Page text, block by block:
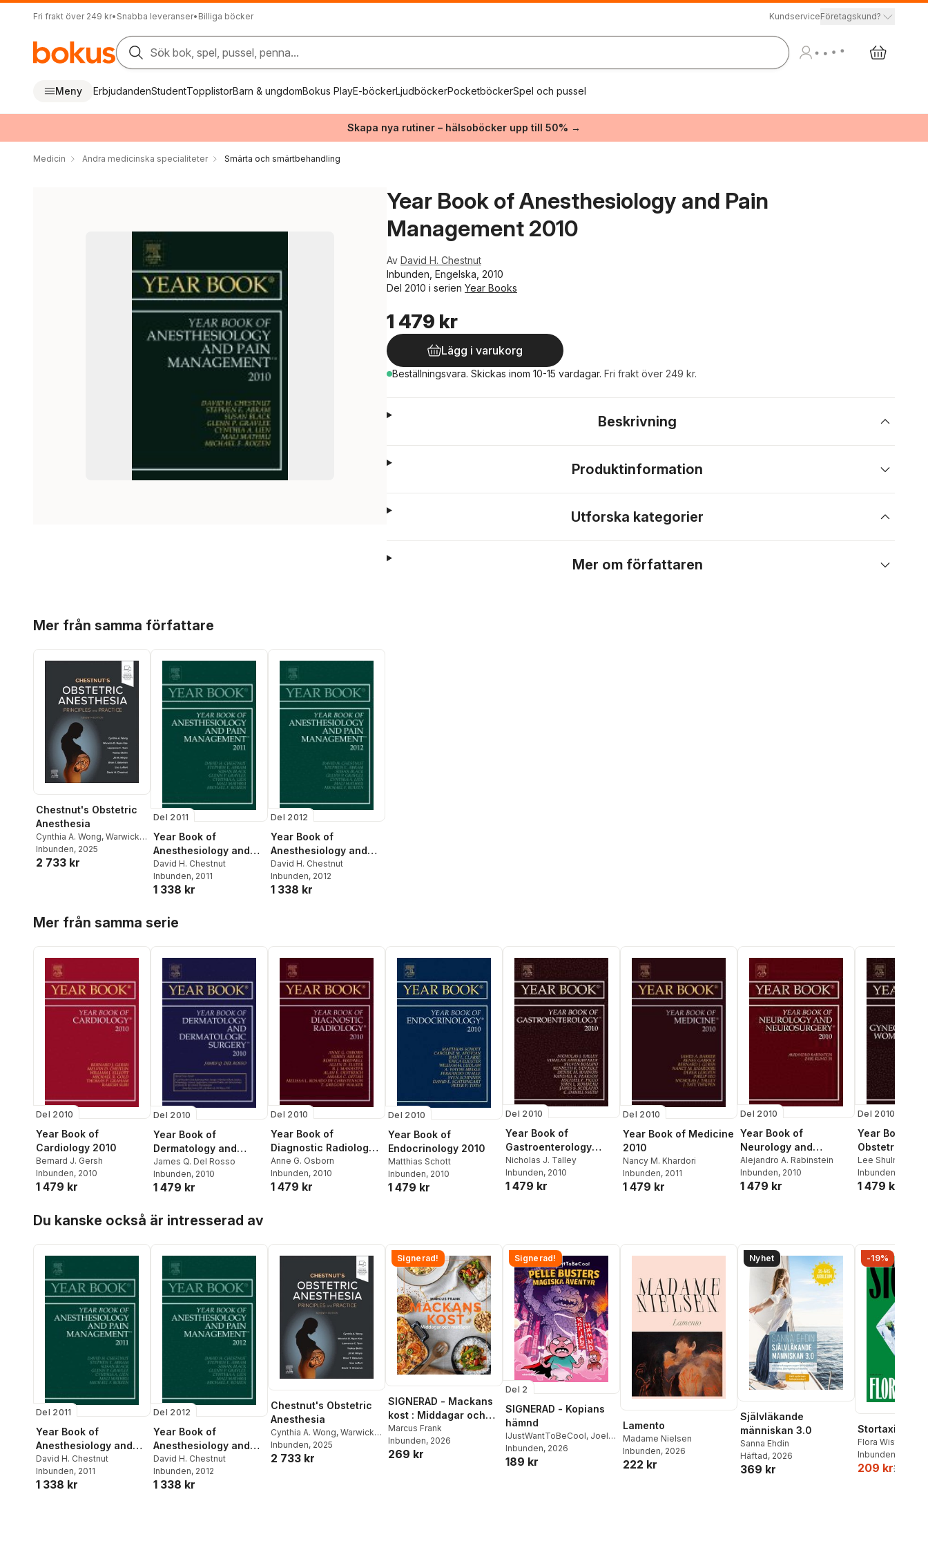
Fri frakt över 249 kr• Snabba leveranser• Billiga böcker KundserviceFöretagskund?
Sök bok, spel, pussel, penna...
Meny ErbjudandenStudentTopplistorBarn & ungdomBokus PlayE-böckerLjudböckerPocketböckerSpel och pussel
Skapa nya rutiner – hälsoböcker upp till 50% →
Medicin Andra medicinska specialiteter Smärta och smärtbehandling
Year Book of Anesthesiology and Pain
Management 2010
Av David H. Chestnut
Inbunden, Engelska, 2010
Del 2010 i serien Year Books
1 479 kr
Lägg i varukorg
Beställningsvara. Skickas inom 10-15 vardagar. Fri frakt över 249 kr.
Beskrivning
Produktinformation
Utforska kategorier
Mer om författaren
Mer från samma författare
Chestnut's Obstetric
Anesthesia
Cynthia A. Wong, Warwick D
Ngan Kee ,Lawrence C.
Tsen,Yaakov Beilin
Inbunden, 2025
2 733 kr
Del 2011
Year Book of
Anesthesiology and
Pain Management
2011
David H. Chestnut
Inbunden, 2011
1 338 kr
Del 2012
Year Book of
Anesthesiology and
Pain Management
2012
David H. Chestnut
Inbunden, 2012
1 338 kr
Mer från samma serie
Del 2010
Year Book of
Cardiology 2010
Bernard J. Gersh
Inbunden, 2010
1 479 kr
Del 2010
Year Book of
Dermatology and
Dermatological
Surgery 2010
James Q. Del Rosso
Inbunden, 2010
1 479 kr
Del 2010
Year Book of
Diagnostic Radiology
2010
Anne G. Osborn
Inbunden, 2010
1 479 kr
Del 2010
Year Book of
Endocrinology 2010
Matthias Schott
Inbunden, 2010
1 479 kr
Del 2010
Year Book of
Gastroenterology
2010
Nicholas J. Talley
Inbunden, 2010
1 479 kr
Del 2010
Year Book of Medicine
2010
Nancy M. Khardori
Inbunden, 2011
1 479 kr
Del 2010
Year Book of
Neurology and
Neurosurgery
Alejandro A. Rabinstein
Inbunden, 2010
1 479 kr
Del 2010
Year Book of
Obstetrics,
Gynecology
Women's
Lee Shulman
Inbunden
1 479 kr
Du kanske också är intresserad av
Del 2011
Year Book of
Anesthesiology and
Pain Management
2011
David H. Chestnut
Inbunden, 2011
1 338 kr
Del 2012
Year Book of
Anesthesiology and
Pain Management
2012
David H. Chestnut
Inbunden, 2012
1 338 kr
Chestnut's Obstetric
Anesthesia
Cynthia A. Wong, Warwick D
Ngan Kee ,Lawrence C.
Tsen,Yaakov Beilin
Inbunden, 2025
2 733 kr
Signerad!
SIGNERAD - Mackans
kost : Middagar och
matlådor
Marcus Frank
Inbunden, 2026
269 kr
Signerad!
Del 2
SIGNERAD - Kopians
hämnd
IJustWantToBeCool, Joel
Adolphson,Emil Ejdemo
Beer ,Victor Beer
Inbunden, 2026
189 kr
Lamento
Madame Nielsen
Inbunden, 2026
222 kr
Nyhet
Självläkande
människan 3.0
Sanna Ehdin
Häftad, 2026
369 kr
-19%
Stortaxi
Flora Wiström
Inbunden
209 kr259 kr